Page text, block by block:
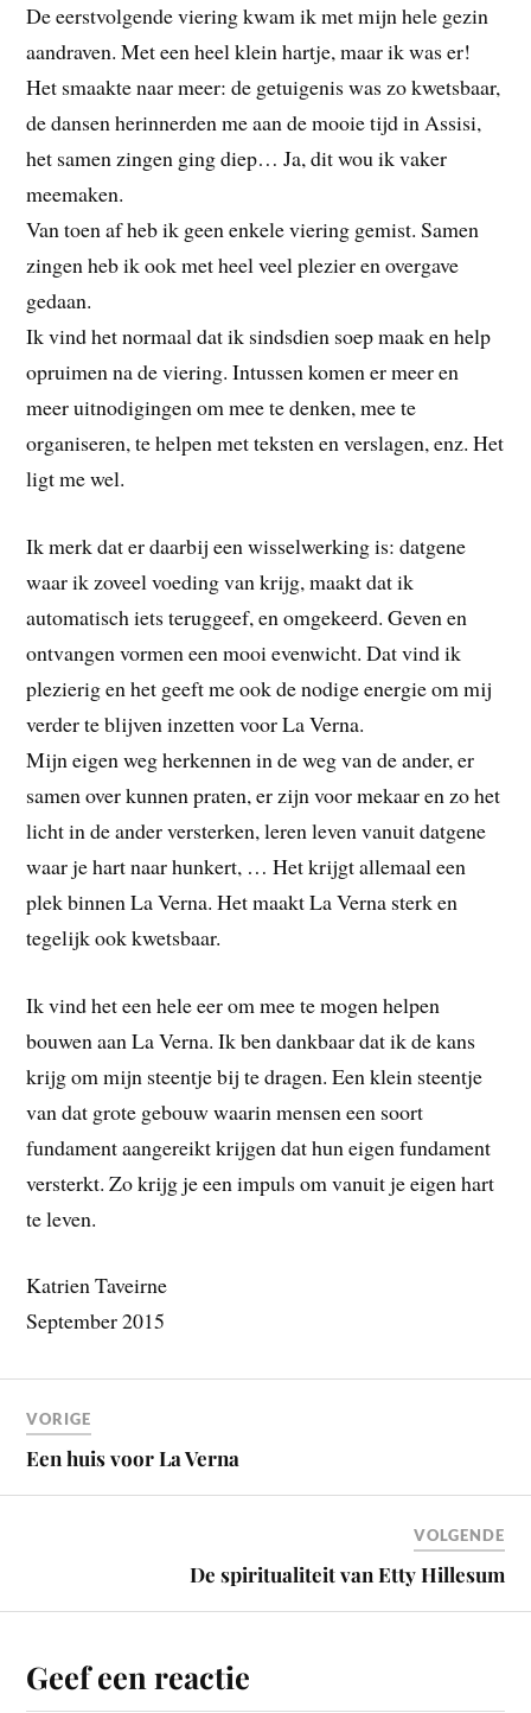
De eerstvolgende viering kwam ik met mijn hele gezin
aandraven. Met een heel klein hartje, maar ik was er!
Het smaakte naar meer: de getuigenis was zo kwetsbaar,
de dansen herinnerden me aan de mooie tijd in Assisi,
het samen zingen ging diep… Ja, dit wou ik vaker
meemaken.
Van toen af heb ik geen enkele viering gemist. Samen
zingen heb ik ook met heel veel plezier en overgave
gedaan.
Ik vind het normaal dat ik sindsdien soep maak en help
opruimen na de viering. Intussen komen er meer en
meer uitnodigingen om mee te denken, mee te
organiseren, te helpen met teksten en verslagen, enz. Het
ligt me wel.
Ik merk dat er daarbij een wisselwerking is: datgene
waar ik zoveel voeding van krijg, maakt dat ik
automatisch iets teruggeef, en omgekeerd. Geven en
ontvangen vormen een mooi evenwicht. Dat vind ik
plezierig en het geeft me ook de nodige energie om mij
verder te blijven inzetten voor La Verna.
Mijn eigen weg herkennen in de weg van de ander, er
samen over kunnen praten, er zijn voor mekaar en zo het
licht in de ander versterken, leren leven vanuit datgene
waar je hart naar hunkert, … Het krijgt allemaal een
plek binnen La Verna. Het maakt La Verna sterk en
tegelijk ook kwetsbaar.
Ik vind het een hele eer om mee te mogen helpen
bouwen aan La Verna. Ik ben dankbaar dat ik de kans
krijg om mijn steentje bij te dragen. Een klein steentje
van dat grote gebouw waarin mensen een soort
fundament aangereikt krijgen dat hun eigen fundament
versterkt. Zo krijg je een impuls om vanuit je eigen hart
te leven.
Katrien Taveirne
September 2015
VORIGE
Een huis voor La Verna
VOLGENDE
De spiritualiteit van Etty Hillesum
Geef een reactie